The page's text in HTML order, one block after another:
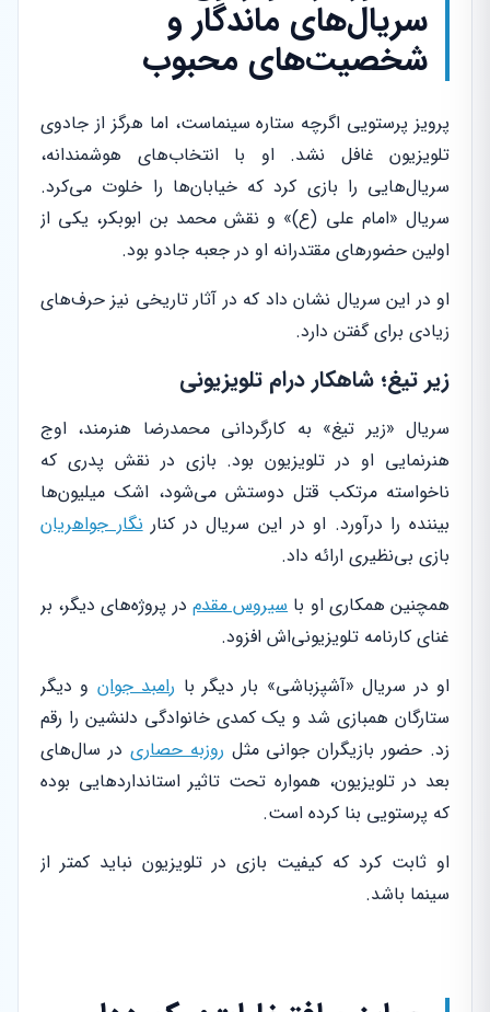
سریال‌های ماندگار و
شخصیت‌های محبوب
پرویز پرستویی اگرچه ستاره سینماست، اما هرگز از جادوی
تلویزیون غافل نشد. او با انتخاب‌های هوشمندانه،
سریال‌هایی را بازی کرد که خیابان‌ها را خلوت می‌کرد.
سریال «امام علی (ع)» و نقش محمد بن ابوبکر، یکی از
اولین حضورهای مقتدرانه او در جعبه جادو بود.
او در این سریال نشان داد که در آثار تاریخی نیز حرف‌های
زیادی برای گفتن دارد.
زیر تیغ؛ شاهکار درام تلویزیونی
سریال «زیر تیغ» به کارگردانی محمدرضا هنرمند، اوج
هنرنمایی او در تلویزیون بود. بازی در نقش پدری که
ناخواسته مرتکب قتل دوستش می‌شود، اشک میلیون‌ها
بیننده را درآورد. او در این سریال در کنارنگار جواهریان
بازی بی‌نظیری ارائه داد.
همچنین همکاری او باسیروس مقدم در پروژه‌های دیگر، بر
غنای کارنامه تلویزیونی‌اش افزود.
او در سریال «آشپزباشی» بار دیگر با رامبد جوان و دیگر
ستارگان همبازی شد و یک کمدی خانوادگی دلنشین را رقم
زد. حضور بازیگران جوانی مثل روزبه حصاری در سال‌های
بعد در تلویزیون، همواره تحت تاثیر استانداردهایی بوده
که پرستویی بنا کرده است.
او ثابت کرد که کیفیت بازی در تلویزیون نباید کمتر از
سینما باشد.